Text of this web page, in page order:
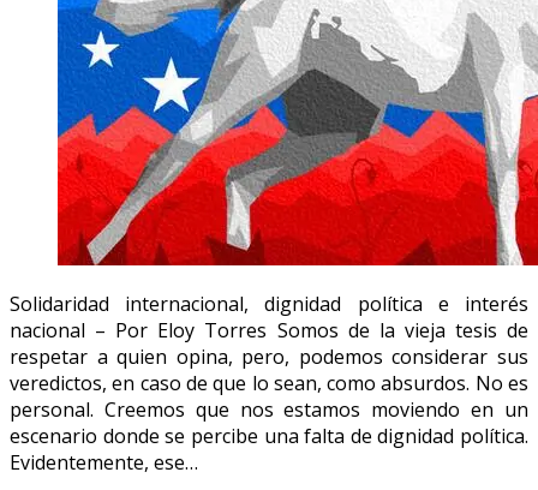
Solidaridad internacional, dignidad política e interés
nacional – Por Eloy Torres Somos de la vieja tesis de
respetar a quien opina, pero, podemos considerar sus
veredictos, en caso de que lo sean, como absurdos. No es
personal. Creemos que nos estamos moviendo en un
escenario donde se percibe una falta de dignidad política.
Evidentemente, ese…